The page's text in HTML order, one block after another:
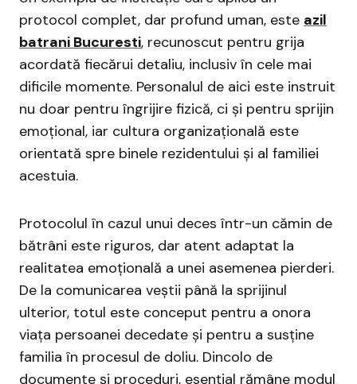
protocol complet, dar profund uman, este azil
batrani Bucuresti, recunoscut pentru grija
acordată fiecărui detaliu, inclusiv în cele mai
dificile momente. Personalul de aici este instruit
nu doar pentru îngrijire fizică, ci și pentru sprijin
emoțional, iar cultura organizațională este
orientată spre binele rezidentului și al familiei
acestuia.
Protocolul în cazul unui deces într-un cămin de
bătrâni este riguros, dar atent adaptat la
realitatea emoțională a unei asemenea pierderi.
De la comunicarea veștii până la sprijinul
ulterior, totul este conceput pentru a onora
viața persoanei decedate și pentru a susține
familia în procesul de doliu. Dincolo de
documente și proceduri, esențial rămâne modul